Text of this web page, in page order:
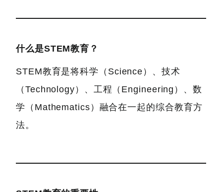
什么是STEM教育？
STEM教育是将科学（Science）、技术
（Technology）、工程（Engineering）、数
学（Mathematics）融合在一起的综合教育方
法。